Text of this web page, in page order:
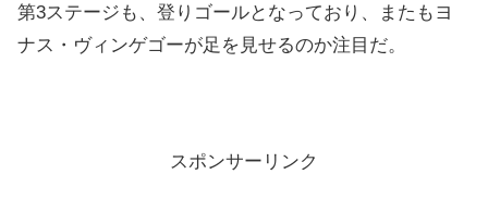
第3ステージも、登りゴールとなっており、またもヨ
ナス・ヴィンゲゴーが足を見せるのか注目だ。
スポンサーリンク